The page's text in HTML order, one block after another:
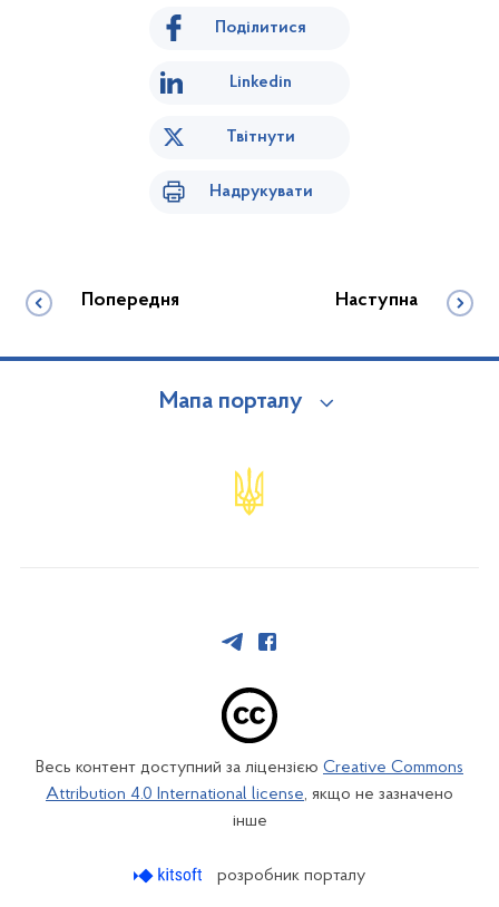
Поділитися
Linkedin
Твітнути
Надрукувати
Попередня Наступна
Мапа порталу
Весь контент доступний за ліцензією Creative Commons
Attribution 4.0 International license, якщо не зазначено
інше
розробник порталу